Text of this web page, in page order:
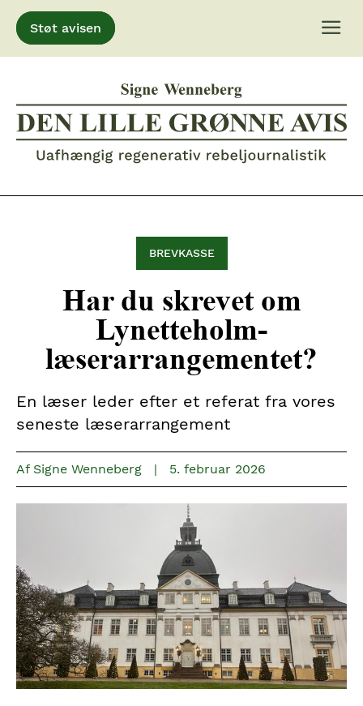
Gå
til
indhold
Støt avisen
BREVKASSE
Har du skrevet om
Lynetteholm-
læserarrangementet?
En læser leder efter et referat fra vores
seneste læserarrangement
Af Signe Wenneberg | 5. februar 2026